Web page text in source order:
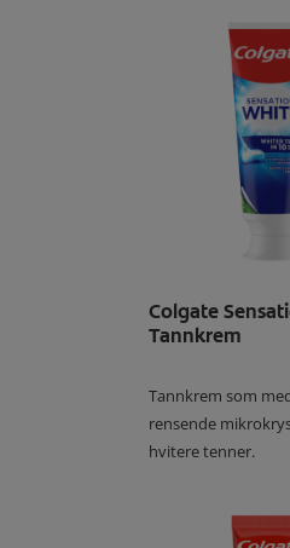
Colgate
Tannkrem
Tannkrem som
rensende
hvitere tenner.